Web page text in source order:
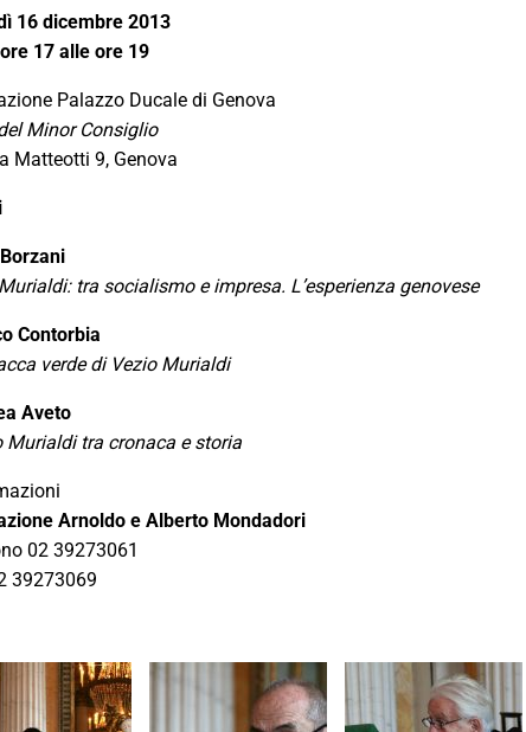
16 dicembre 2013
17 alle ore 19
Palazzo Ducale di Genova
Minor Consiglio
Matteotti 9, Genova
tra socialismo e impresa. L’esperienza genovese
Contorbia
verde di Vezio Murialdi
Aveto
Murialdi tra cronaca e storia
Arnoldo e Alberto Mondadori
02 39273061
39273069